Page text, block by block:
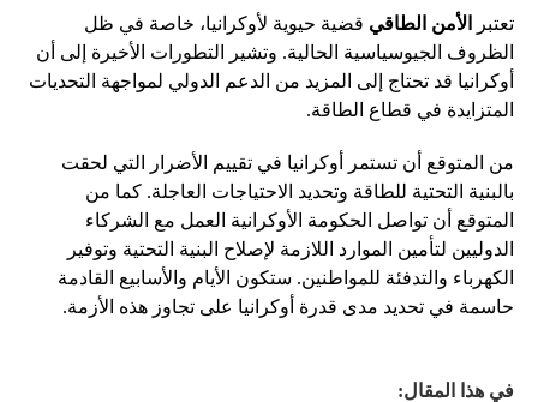
تعتبر الأمن الطاقي قضية حيوية لأوكرانيا، خاصة في ظل
الظروف الجيوسياسية الحالية. وتشير التطورات الأخيرة إلى أن
أوكرانيا قد تحتاج إلى المزيد من الدعم الدولي لمواجهة التحديات
المتزايدة في قطاع الطاقة.
من المتوقع أن تستمر أوكرانيا في تقييم الأضرار التي لحقت
بالبنية التحتية للطاقة وتحديد الاحتياجات العاجلة. كما من
المتوقع أن تواصل الحكومة الأوكرانية العمل مع الشركاء
الدوليين لتأمين الموارد اللازمة لإصلاح البنية التحتية وتوفير
الكهرباء والتدفئة للمواطنين. ستكون الأيام والأسابيع القادمة
حاسمة في تحديد مدى قدرة أوكرانيا على تجاوز هذه الأزمة.
في هذا المقال: